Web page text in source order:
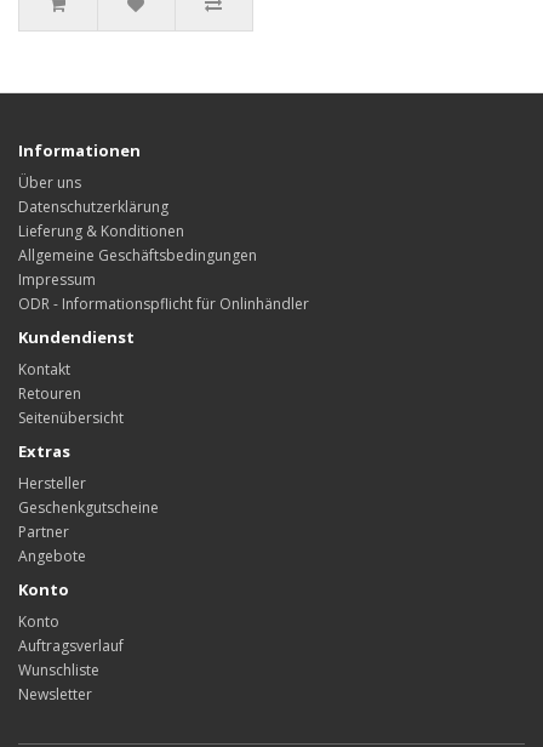
Informationen
Über uns
Datenschutzerklärung
Lieferung & Konditionen
Allgemeine Geschäftsbedingungen
Impressum
ODR - Informationspflicht für Onlinhändler
Kundendienst
Kontakt
Retouren
Seitenübersicht
Extras
Hersteller
Geschenkgutscheine
Partner
Angebote
Konto
Konto
Auftragsverlauf
Wunschliste
Newsletter